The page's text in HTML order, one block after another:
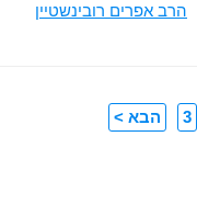
הרב אפרים רובינשטיין
3 הבא >